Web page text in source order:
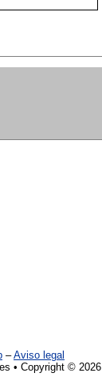
–Aviso legal
• Copyright © 2026